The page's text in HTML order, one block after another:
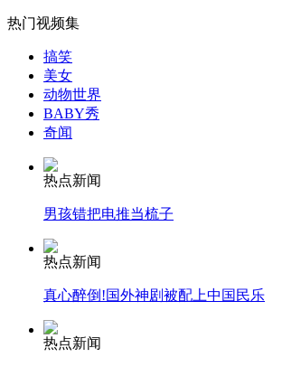
女孩北京地铁殴打老人 痛下狠手拳打脚踢
无痛分娩是否安全 医生回应
外交部：有关国家言论片面不公正
热门视频集
搞笑
美女
动物世界
BABY秀
奇闻
热点新闻
男孩错把电推当梳子
热点新闻
真心醉倒!国外神剧被配上中国民乐
热点新闻